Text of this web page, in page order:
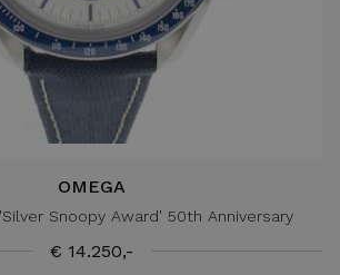
OMEGA
Snoopy Award' 50th Anniversary
€ 14.250,-